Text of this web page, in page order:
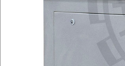
CONTACTO